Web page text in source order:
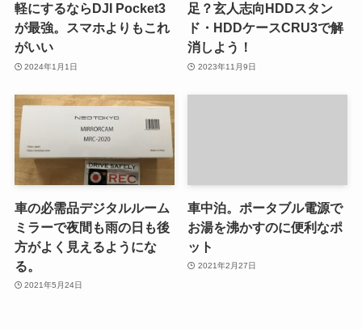
軽にするならDJI Pocket3
が最強。スマホよりもこれ
がいい
2024年1月1日
足？玄人志向HDDスタン
ド・HDDケースCRU3で解
消しよう！
2023年11月9日
車の必需品デジタルルーム
ミラーで夜間も雨の日も後
方がよく見えるようにな
る。
2021年5月24日
車中泊。ポータブル電源で
お湯を沸かすのに便利なポ
ット
2021年2月27日